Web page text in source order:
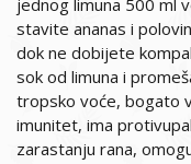
jednog limuna 500 ml
stavite ananas i
dok ne dobijete
sok od limuna i
tropsko voće, bogato
imunitet, ima
zarastanju rana,